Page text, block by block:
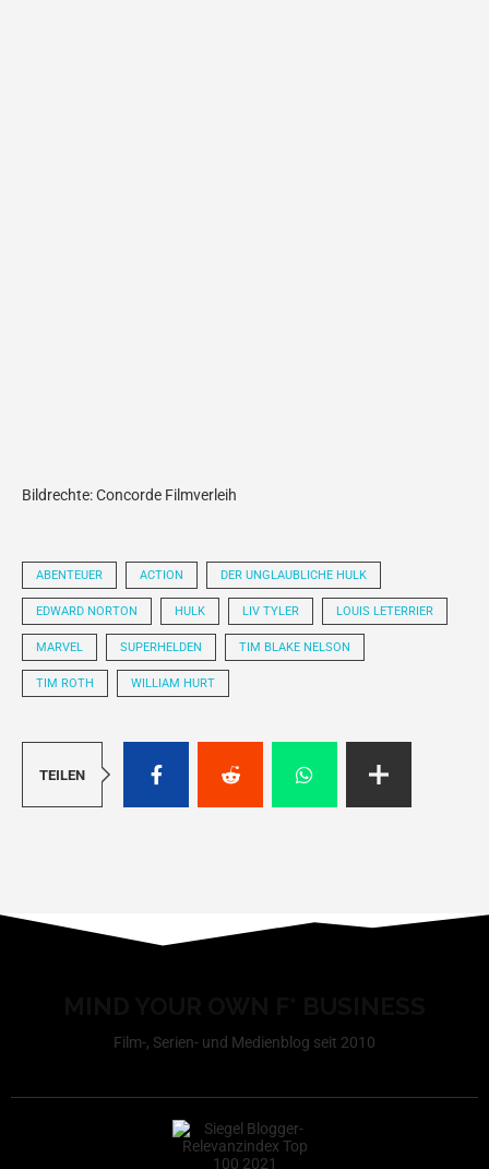
Bildrechte: Concorde Filmverleih
ABENTEUER ACTION DER UNGLAUBLICHE HULK
EDWARD NORTON HULK LIV TYLER LOUIS LETERRIER
MARVEL SUPERHELDEN TIM BLAKE NELSON
TIM ROTH WILLIAM HURT
TEILEN
Film-, Serien- und Medienblog seit 2010